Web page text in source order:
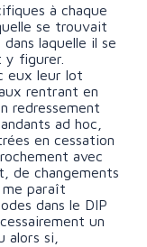
à chaque
se trouvait
laquelle il se
y figurer.
eux leur lot
rentrant en
redressement
ad hoc,
en cessation
avec
de changements
me paraît
dans le DIP
un
si,